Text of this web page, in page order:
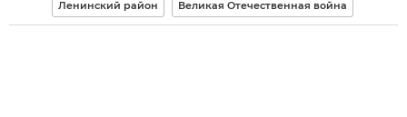
Ленинский район Великая Отечественная война